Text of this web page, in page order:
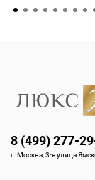
8 (499) 277-
г. Москва, 3-я улица